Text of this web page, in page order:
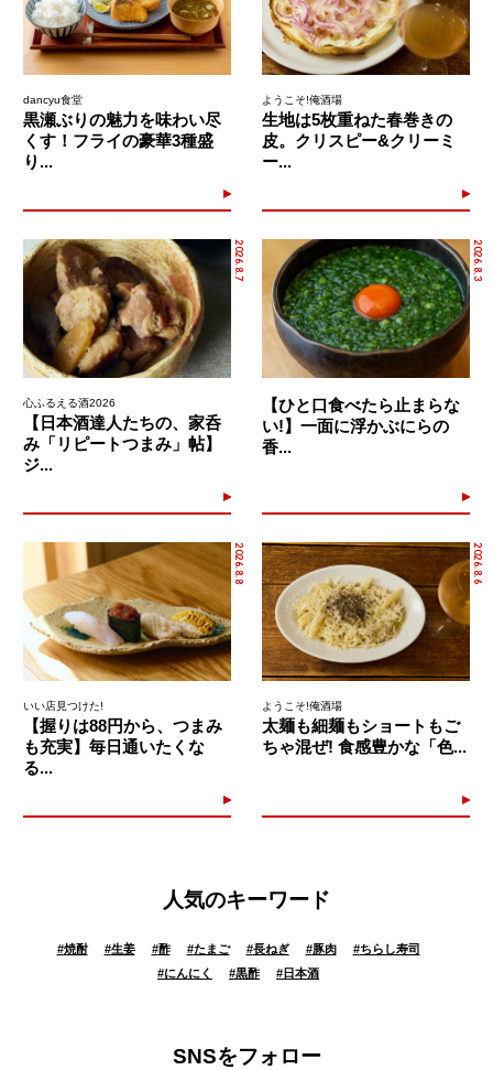
dancyu食堂
黒瀬ぶりの魅力を味わい尽
くす！フライの豪華3種盛
り...
ようこそ!俺酒場
生地は5枚重ねた春巻きの
皮。クリスピー&クリーミ
ー...
2026.8.7
心ふるえる酒2026
【日本酒達人たちの、家呑
み「リピートつまみ」帖】
ジ...
2026.8.3
【ひと口食べたら止まらな
い!】一面に浮かぶにらの
香...
2026.8.8
いい店見つけた!
【握りは88円から、つまみ
も充実】毎日通いたくな
る...
2026.8.6
ようこそ!俺酒場
太麺も細麺もショートもご
ちゃ混ぜ! 食感豊かな「色...
人気のキーワード
#焼酎 #生姜 #酢 #たまご #長ねぎ #豚肉 #ちらし寿司
#にんにく #黒酢 # 日本酒
SNSをフォロー